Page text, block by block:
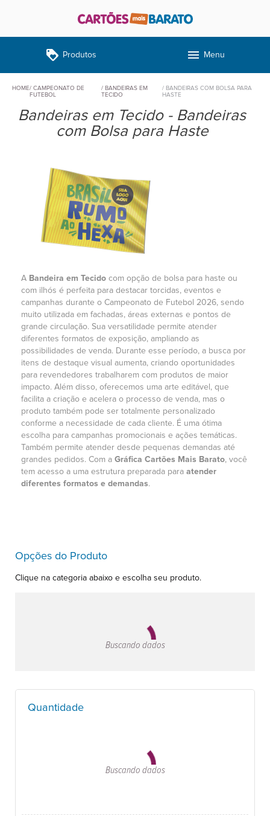
loyalty Produtos menu Menu
HOME
CAMPEONATO DE
FUTEBOL
BANDEIRAS EM
TECIDO
BANDEIRAS COM BOLSA PARA
HASTE
Bandeiras em Tecido - Bandeiras
com Bolsa para Haste
A Bandeira em Tecido com opção de bolsa para haste ou
com ilhós é perfeita para destacar torcidas, eventos e
campanhas durante o Campeonato de Futebol 2026, sendo
muito utilizada em fachadas, áreas externas e pontos de
grande circulação. Sua versatilidade permite atender
diferentes formatos de exposição, ampliando as
possibilidades de venda. Durante esse período, a busca por
itens de destaque visual aumenta, criando oportunidades
para revendedores trabalharem com produtos de maior
impacto. Além disso, oferecemos uma arte editável, que
facilita a criação e acelera o processo de venda, mas o
produto também pode ser totalmente personalizado
conforme a necessidade de cada cliente. É uma ótima
escolha para campanhas promocionais e ações temáticas.
Também permite atender desde pequenas demandas até
grandes pedidos. Com a Gráfica Cartões Mais Barato, você
tem acesso a uma estrutura preparada para atender
diferentes formatos e demandas.
Opções do Produto
Clique na categoria abaixo e escolha seu produto.
Buscando dados
Quantidade
Buscando dados